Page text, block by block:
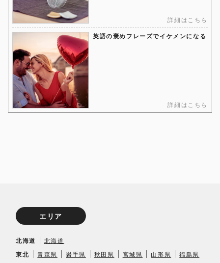
詳細はこちら
英語の褒めフレーズでイケメンになる
詳細はこちら
エリア
北海道 北海道
東北 青森県 岩手県 秋田県 宮城県 山形県 福島県